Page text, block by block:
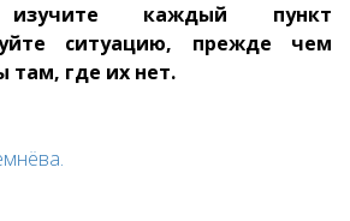
изучите каждый пункт
ситуацию, прежде чем
там, где их нет.